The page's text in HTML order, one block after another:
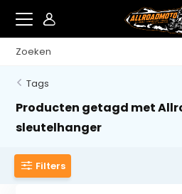
Tags
Producten getagd met
sleutelhanger
Filters